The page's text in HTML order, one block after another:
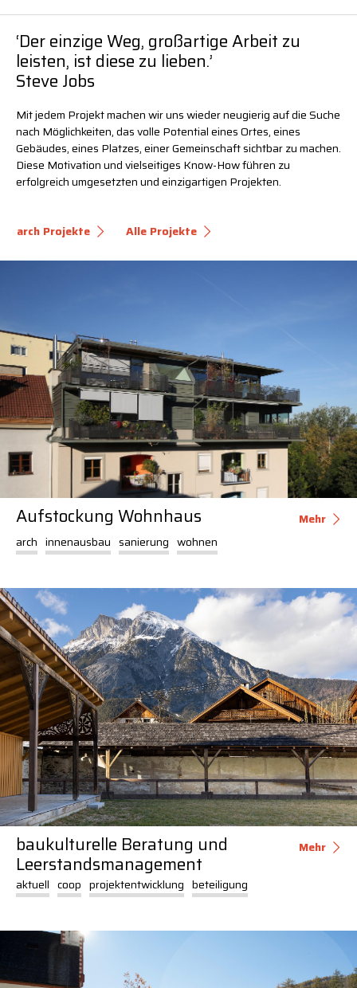
‘Der einzige Weg, großartige Arbeit zu
leisten, ist diese zu lieben.’
Steve Jobs
Mit jedem Projekt machen wir uns wieder neugierig auf die Suche
nach Möglichkeiten, das volle Potential eines Ortes, eines
Gebäudes, eines Platzes, einer Gemeinschaft sichtbar zu machen.
Diese Motivation und vielseitiges Know-How führen zu
erfolgreich umgesetzten und einzigartigen Projekten.
arch Projekte Alle Projekte
Aufstockung Wohnhaus
Mehr
arch innenausbau sanierung wohnen
baukulturelle Beratung und
Leerstandsmanagement
Mehr
aktuell coop projektentwicklung beteiligung